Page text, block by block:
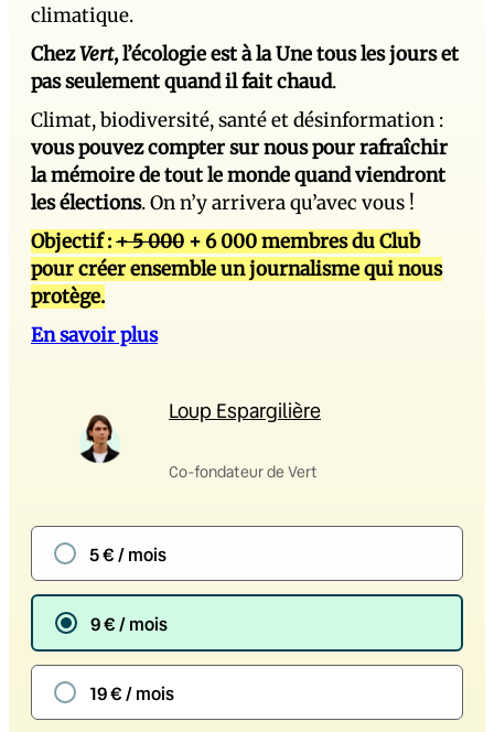
climatique.
ChezVert, l’écologie est à la Une tous les jours et
pas seulement quand il fait chaud.
Climat, biodiversité, santé et désinformation :
vous pouvez compter sur nous pour rafraîchir
la mémoire de tout le monde quand viendront
les élections. On n’y arrivera qu’avec vous !
Objectif :+ 5 000 + 6 000 membres du Club
pour créer ensemble un journalisme qui nous
protège.
En savoir plus
Loup Espargilière
Co-fondateur de Vert
5 € / mois
9 € / mois
19 € / mois